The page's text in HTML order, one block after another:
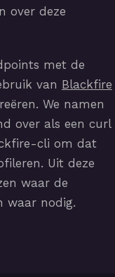
over deze
met de
van Blackfire
We namen
over als een curl
cli om dat
Uit deze
waar de
waar nodig.